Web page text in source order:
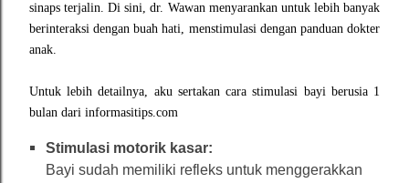
sinaps terjalin. Di sini, dr. Wawan menyarankan untuk lebih banyak
berinteraksi dengan buah hati, menstimulasi dengan panduan dokter
anak.
Untuk lebih detailnya, aku sertakan cara stimulasi bayiberusia 1
bulan dari informasitips.com
Stimulasi motorik kasar:
Bayi sudah memiliki refleks untuk menggerakkan